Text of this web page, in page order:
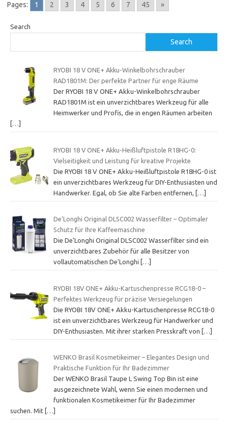
Pages: 1 2 3 4 5 6 7 45 »
Search
Search
RYOBI 18 V ONE+ Akku-Winkelbohrschrauber
RAD1801M: Der perfekte Partner für enge Räume
Der RYOBI 18 V ONE+ Akku-Winkelbohrschrauber
RAD1801M ist ein unverzichtbares Werkzeug für alle
Heimwerker und Profis, die in engen Räumen arbeiten
[…]
RYOBI 18 V ONE+ Akku-Heißluftpistole R18HG-0:
Vielseitigkeit und Leistung für kreative Projekte
Die RYOBI 18 V ONE+ Akku-Heißluftpistole R18HG-0 ist
ein unverzichtbares Werkzeug für DIY-Enthusiasten und
Handwerker. Egal, ob Sie alte Farben entfernen,
[…]
De’Longhi Original DLSC002 Wasserfilter – Optimaler
Schutz für Ihre Kaffeemaschine
Die De’Longhi Original DLSC002 Wasserfilter sind ein
unverzichtbares Zubehör für alle Besitzer von
vollautomatischen De’Longhi
[…]
RYOBI 18V ONE+ Akku-Kartuschenpresse RCG18-0 –
Perfektes Werkzeug für präzise Versiegelungen
Die RYOBI 18V ONE+ Akku-Kartuschenpresse RCG18-0
ist ein unverzichtbares Werkzeug für Handwerker und
DIY-Enthusiasten. Mit ihrer starken Presskraft von […]
WENKO Brasil Kosmetikeimer – Elegantes Design und
Praktische Funktion für Ihr Badezimmer
Der WENKO Brasil Taupe L Swing Top Bin ist eine
ausgezeichnete Wahl, wenn Sie einen modernen und
funktionalen Kosmetikeimer für Ihr Badezimmer
suchen. Mit […]